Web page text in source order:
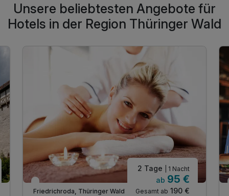
Unsere beliebtesten Angebote für
Hotels in der Region Thüringer Wald
In 1 Woche wieder frei
Friedrichroda, Thüringer Wald
2 Tage | 1 Nacht
ab 95 €
Gesamt ab 190 €